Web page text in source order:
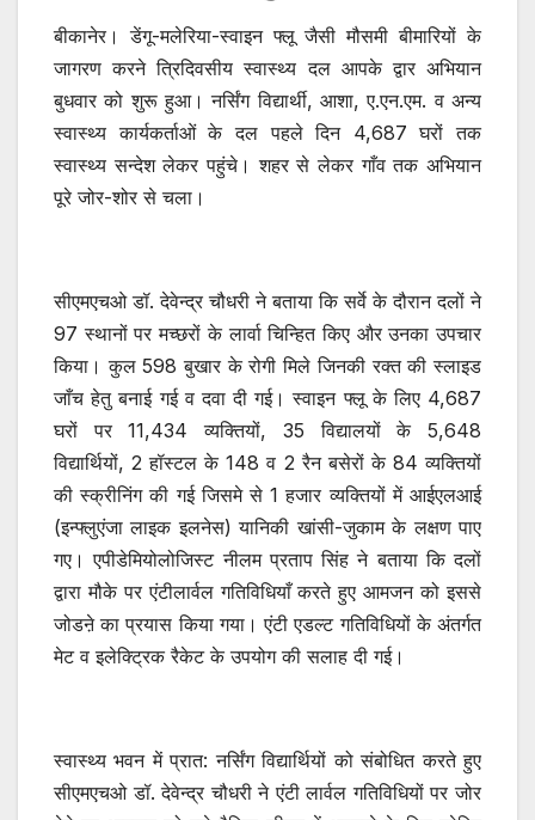
बीकानेर। डेंगू-मलेरिया-स्वाइन फ्लू जैसी मौसमी बीमारियों के
जागरण करने त्रिदिवसीय स्वास्थ्य दल आपके द्वार अभियान
बुधवार को शुरू हुआ। नर्सिंग विद्यार्थी, आशा, ए.एन.एम. व अन्य
स्वास्थ्य कार्यकर्ताओं के दल पहले दिन 4,687 घरों तक
स्वास्थ्य सन्देश लेकर पहुंचे। शहर से लेकर गाँव तक अभियान
पूरे जोर-शोर से चला।
सीएमएचओ डॉ. देवेन्द्र चौधरी ने बताया कि सर्वे के दौरान दलों ने
97 स्थानों पर मच्छरों के लार्वा चिन्हित किए और उनका उपचार
किया। कुल 598 बुखार के रोगी मिले जिनकी रक्त की स्लाइड
जाँच हेतु बनाई गई व दवा दी गई। स्वाइन फ्लू के लिए 4,687
घरों पर 11,434 व्यक्तियों, 35 विद्यालयों के 5,648
विद्यार्थियों, 2 हॉस्टल के 148 व 2 रैन बसेरों के 84 व्यक्तियों
की स्क्रीनिंग की गई जिसमे से 1 हजार व्यक्तियों में आईएलआई
(इन्फ्लुएंजा लाइक इलनेस) यानिकी खांसी-जुकाम के लक्षण पाए
गए। एपीडेमियोलोजिस्ट नीलम प्रताप सिंह ने बताया कि दलों
द्वारा मौके पर एंटीलार्वल गतिविधियाँ करते हुए आमजन को इससे
जोडऩे का प्रयास किया गया। एंटी एडल्ट गतिविधियों के अंतर्गत
मेट व इलेक्ट्रिक रैकेट के उपयोग की सलाह दी गई।
स्वास्थ्य भवन में प्रात: नर्सिंग विद्यार्थियों को संबोधित करते हुए
सीएमएचओ डॉ. देवेन्द्र चौधरी ने एंटी लार्वल गतिविधियों पर जोर